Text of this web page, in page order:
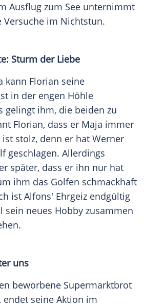
Ausflug zum See unternimmt
Versuche im Nichtstun.
Sturm der Liebe
kann Florian seine
in der engen Höhle
gelingt ihm, die beiden zu
Florian, dass er Maja immer
stolz, denn er hat Werner
geschlagen. Allerdings
später, dass er ihn nur hat
ihm das Golfen schmackhaft
ist Alfons' Ehrgeiz endgültig
sein neues Hobby zusammen
uns
beworbene Supermarktbrot
seine Aktion im